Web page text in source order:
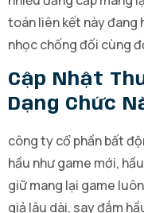
toán liên kết này đang
nhọc chống đối cùng
Cập Nhật
Dạng Chức
công ty cổ phần bất
hầu như game mới,
giữ mang lại game
giả lâu dài, say đắm